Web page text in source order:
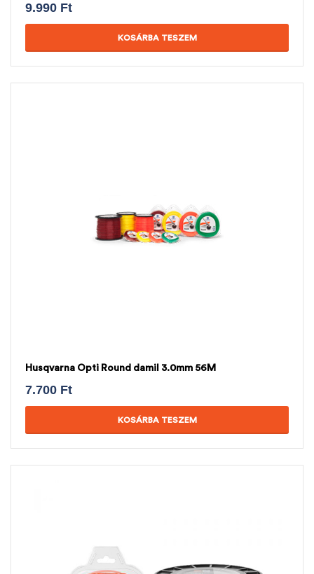
9.990 Ft
KOSÁRBA TESZEM
Husqvarna Opti Round damil 3.0mm 56M
7.700 Ft
KOSÁRBA TESZEM